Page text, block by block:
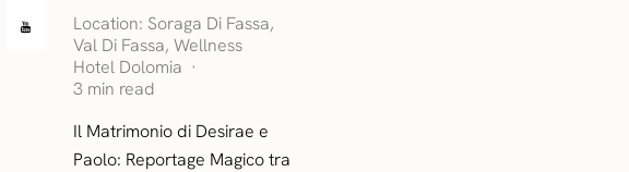
Location: Soraga Di Fassa,
Val Di Fassa,Wellness
Hotel Dolomia
3 min read
Il Matrimonio di Desirae e
Paolo: Reportage Magico tra